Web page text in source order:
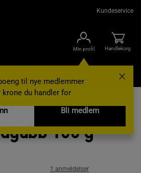
Kundeservice
Min profil
til nye medlemmer
du handler for
Bli medlem
Handlekorg
Gavekort
100 g
1 anmeldelser